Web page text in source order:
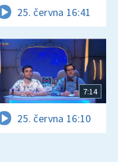
25. června 16:41
7:14
25. června 16:10